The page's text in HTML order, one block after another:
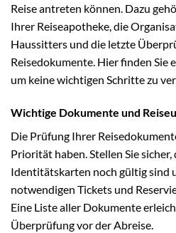
Reise antreten können. Dazu
Ihrer Reiseapotheke, die
Haussitters und die letzte
Reisedokumente. Hier finden
um keine wichtigen Schritte zu
Wichtige Dokumente und
Die Prüfung Ihrer
Priorität haben. Stellen Sie sicher,
Identitätskarten noch gültig sind
notwendigen Tickets und
Eine Liste aller Dokumente
Überprüfung vor der Abreise.